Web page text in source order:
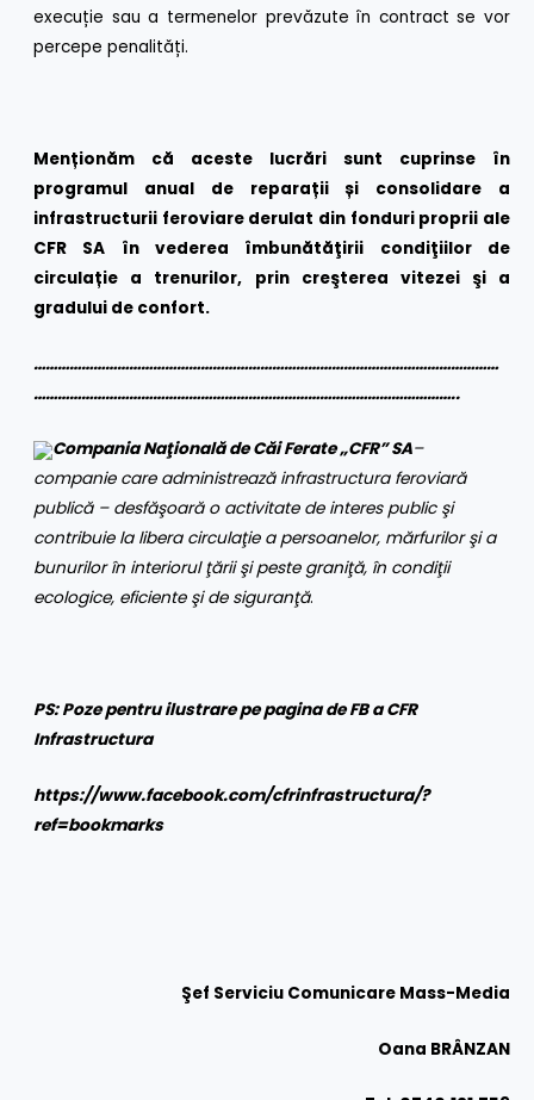
execuție sau a termenelor prevăzute în contract se vor
percepe penalități.
Menționăm că aceste lucrări sunt cuprinse în
programul anual de reparații și consolidare a
infrastructurii feroviare derulat din fonduri proprii ale
CFR SA în vederea îmbunătăţirii condiţiilor de
circulație a trenurilor, prin creşterea vitezei şi a
gradului de confort.
………………………………………………………………………………………………………
……………………………………………………………………………………………..
Compania Naţională de Căi Ferate „CFR” SA–
companie care administrează infrastructura feroviară
publică – desfăşoară o activitate de interes public şi
contribuie la libera circulaţie a persoanelor, mărfurilor şi a
bunurilor în interiorul ţării şi peste graniţă, în condiţii
ecologice, eficiente şi de siguranţă.
PS: Poze pentru ilustrare pe pagina de FB a CFR
Infrastructura
https://www.facebook.com/cfrinfrastructura/?
ref=bookmarks
Şef Serviciu Comunicare Mass-Media
Oana BRÂNZAN